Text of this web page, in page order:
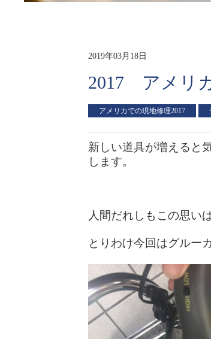
2019年03月18日
2017 アメリ
アメリカでの現地修理2017
新しい道具が増えると
します。
人間だれしもこの思い
とりわけ今回はグルー